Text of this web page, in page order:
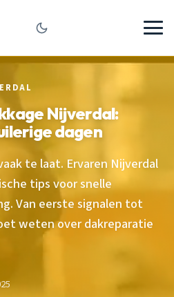
Nijverdal:
dagen
te laat. Ervaren Nijverdal
tips voor snelle
Van eerste signalen tot
weten over dakreparatie